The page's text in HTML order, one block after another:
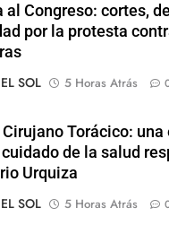
al Congreso: cortes,
por la protesta
SOL
5 Horas Atrás
Cirujano Torácico:
de la salud
Urquiza
SOL
5 Horas Atrás